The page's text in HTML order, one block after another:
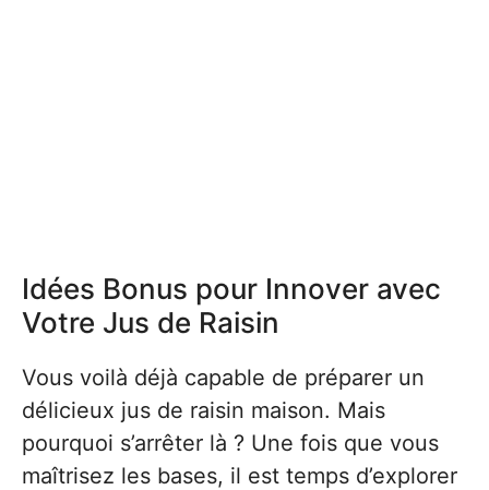
Idées Bonus pour Innover avec
Votre Jus de Raisin
Vous voilà déjà capable de préparer un
délicieux jus de raisin maison. Mais
pourquoi s’arrêter là ? Une fois que vous
maîtrisez les bases, il est temps d’explorer